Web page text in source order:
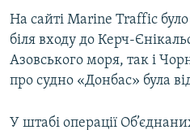
На сайті Marine Traffic
біля входу до Керч-
Азовського моря, так і
про судно «Донбас» була
У штабі операції